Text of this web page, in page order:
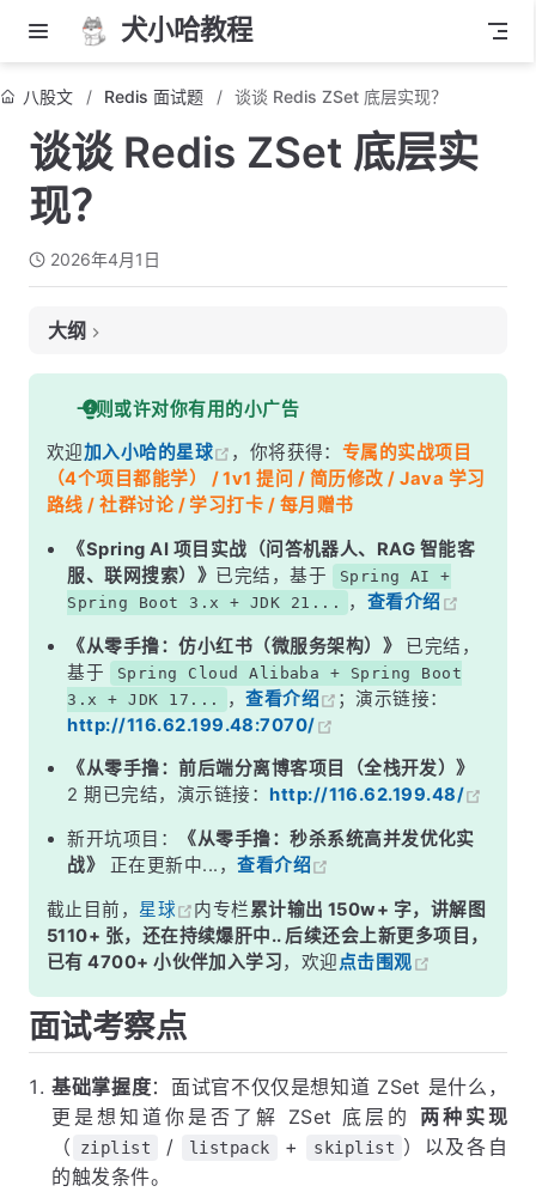
犬小哈教程
八股文 Redis 面试题 谈谈 Redis ZSet 底层实现？
谈谈 Redis ZSet 底层实
现？
2026年4月1日
大纲
面试考察点
核心答案
深度解析
一、ZSet 的整体架构
二、跳表（Skip List）详解
三、跳表的核心操作
五、ziplist / listpack（小数据量的紧凑存储）
六、ZSet 常用命令与底层操作对应
常见面试变体
记忆口诀
总结
一则或许对你有用的小广告
欢迎加入小哈的星球 ，你将获得： 专属的实战项目
（4个项目都能学） / 1v1 提问 / 简历修改 / Java 学习
路线 / 社群讨论 / 学习打卡 / 每月赠书
《Spring AI 项目实战（问答机器人、RAG 智能客
服、联网搜索）》 已完结，基于
Spring AI +
Spring Boot 3.x + JDK 21...
， 查看介绍
《从零手撸：仿小红书（微服务架构）》
已完结，
基于
Spring Cloud Alibaba + Spring Boot
3.x + JDK 17...
，查看介绍
；演示链接：
http://116.62.199.48:7070/
《从零手撸：前后端分离博客项目（全栈开发）》
2 期已完结，演示链接： http://116.62.199.48/
新开坑项目：
《从零手撸：秒杀系统高并发优化实
战》
正在更新中...，查看介绍
截止目前， 星球 内专栏累计输出 150w+ 字，讲解图
5110+ 张，还在持续爆肝中.. 后续还会上新更多项目，
已有 4700+ 小伙伴加入学习，欢迎点击围观
面试考察点
基础掌握度：面试官不仅仅是想知道 ZSet 是什么，
更是想知道你是否了解 ZSet 底层的 两种实现
（
ziplist / listpack + skiplist ）以及各自
的触发条件。